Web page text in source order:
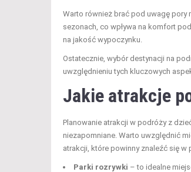
Warto również brać pod uwagę pory
sezonach, co wpływa na komfort
na jakość wypoczynku.
Ostatecznie, wybór destynacji na
uwzględnieniu tych kluczowych
Jakie atrakcje
Planowanie atrakcji w podróży z
niezapomniane. Warto uwzględnić
atrakcji, które powinny znaleźć się w
Parki rozrywki – to idealne